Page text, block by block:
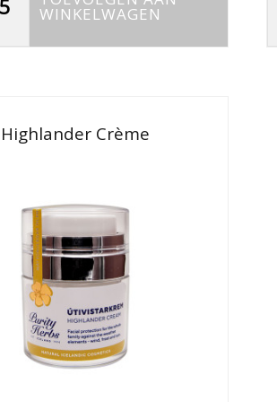
WINKELWAGEN
Highlander Crème